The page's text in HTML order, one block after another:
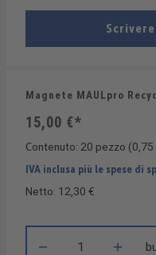
Magnete MAULpro
15,00 €*
Contenuto: 20 pezzo
IVA inclusa più le spese di
Netto: 12,30 €